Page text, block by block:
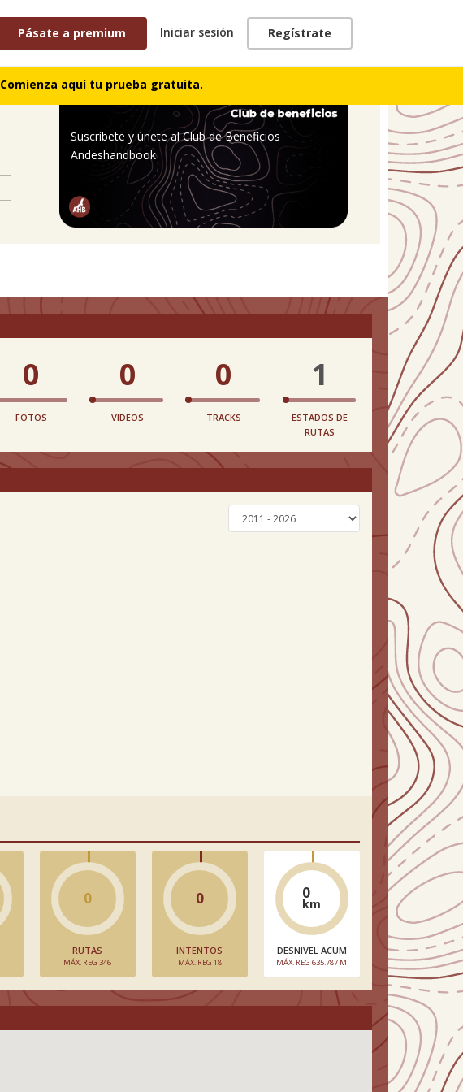
Pásate a premium Iniciar sesión Regístrate
Comienza aquí tu prueba gratuita.
Suscríbete y únete al Club de Beneficios
Andeshandbook
0
FOTOS
0
VIDEOS
0
TRACKS
1
ESTADOS DE
RUTAS
0
RUTAS
MÁX. REG 346
0
INTENTOS
MÁX. REG 18
0
km
DESNIVEL ACUM
MÁX. REG 635.787 M